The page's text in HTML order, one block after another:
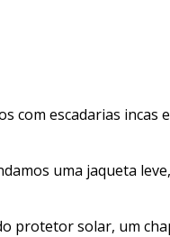
com escadarias incas
uma jaqueta
protetor solar, um